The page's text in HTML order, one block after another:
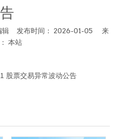
告
辑 发布时间： 2026-01-05 来
本站
股票交易异常波动公告